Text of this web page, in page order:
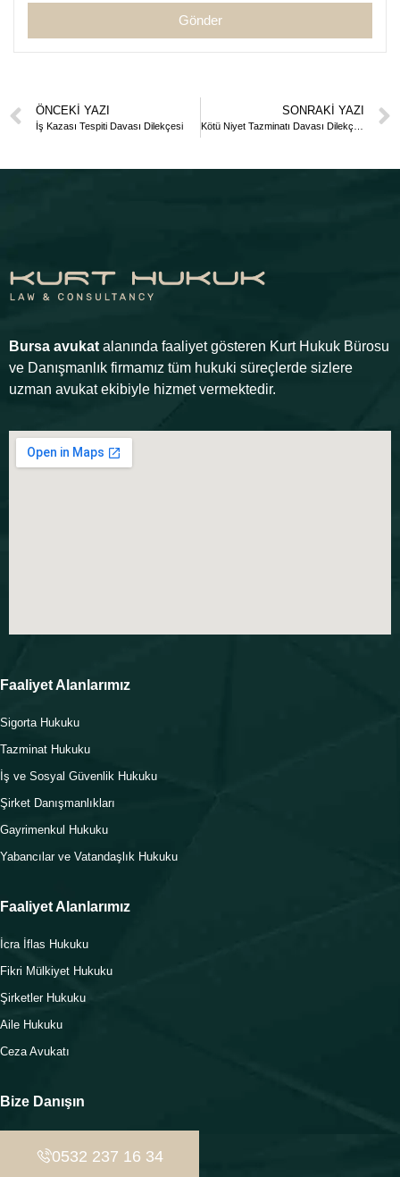
Gönder
ÖNCEKI YAZI
İş Kazası Tespiti Davası Dilekçesi
SONRAKI YAZI
Bursa avukat alanında faaliyet gösteren Kurt Hukuk Bürosu
ve Danışmanlık firmamız tüm hukuki süreçlerde sizlere
uzman avukat ekibiyle hizmet vermektedir.
Faaliyet Alanlarımız
Sigorta Hukuku
Tazminat Hukuku
İş ve Sosyal Güvenlik Hukuku
Şirket Danışmanlıkları
Gayrimenkul Hukuku
Yabancılar ve Vatandaşlık Hukuku
Faaliyet Alanlarımız
İcra İflas Hukuku
Fikri Mülkiyet Hukuku
Şirketler Hukuku
Aile Hukuku
Ceza Avukatı
Bize Danışın
0532 237 16 34